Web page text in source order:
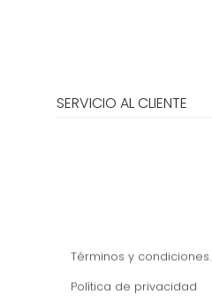
SERVICIO AL CLIENTE
Términos y condiciones.
Política de privacidad